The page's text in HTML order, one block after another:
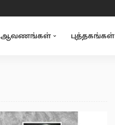
ஆவணங்கள் புத்தகங்கள்